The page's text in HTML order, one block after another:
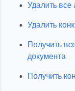
Удалить
Удалить
Получить
документа
Получить